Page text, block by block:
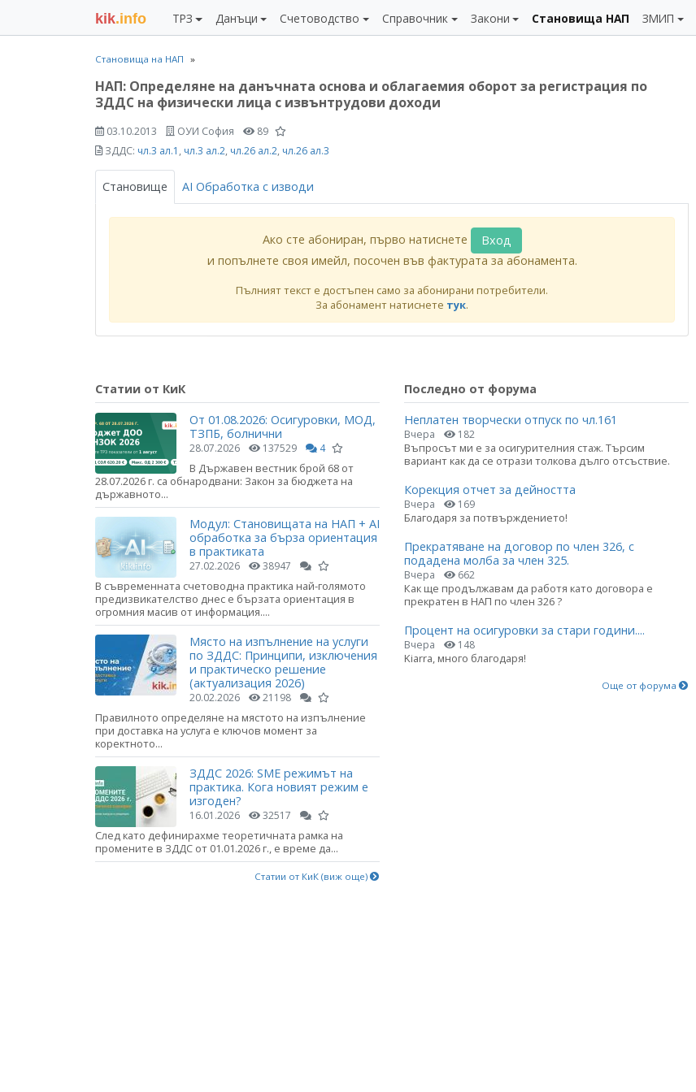
kik.info ТРЗ Данъци Счетоводство Справочник Закони Становища НАП ЗМИП
Становища на НАП
НАП: Определяне на данъчната основа и облагаемия оборот за регистрация по
ЗДДС на физически лица с извънтрудови доходи
03.10.2013 ОУИ София
89
ЗДДС: чл.3 ал.1 , чл.3 ал.2, чл.26 ал.2, чл.26 ал.3
Становище AI Обработка с изводи
Ако сте абониран, първо натиснете
Вход
и попълнете своя имейл, посочен във фактурата за абонамента.
Пълният текст е достъпен само за абонирани потребители.
За абонамент натиснете тук.
Статии от КиК
От 01.08.2026: Осигуровки, МОД,
ТЗПБ, болнични
28.07.2026 137529 4
В Държавен вестник брой 68 от
28.07.2026 г. са обнародвани: Закон за бюджета на
държавното...
Модул: Становищата на НАП + AI
обработка за бърза ориентация
в практиката
27.02.2026 38947
В съвременната счетоводна практика най-голямото
предизвикателство днес е бързата ориентация в
огромния масив от информация....
Място на изпълнение на услуги
по ЗДДС: Принципи, изключения
и практическо решение
(актуализация 2026)
20.02.2026 21198
Правилното определяне на мястото на изпълнение
при доставка на услуга е ключов момент за
коректното...
ЗДДС 2026: SME режимът на
практика. Кога новият режим е
изгоден?
16.01.2026 32517
След като дефинирахме теоретичната рамка на
промените в ЗДДС от 01.01.2026 г., е време да...
Статии от КиК (виж още)
Последно от форума
Неплатен творчески отпуск по чл.161
Вчера 182
Въпросът ми е за осигурителния стаж. Търсим
вариант как да се отрази толкова дълго отсъствие.
Корекция отчет за дейността
Вчера 169
Благодаря за потвърждението!
Прекратяване на договор по член 326, с
подадена молба за член 325.
Вчера 662
Как ще продължавам да работя като договора е
прекратен в НАП по член 326 ?
Процент на осигуровки за стари години....
Вчера 148
Kiarra, много благодаря!
Още от форума